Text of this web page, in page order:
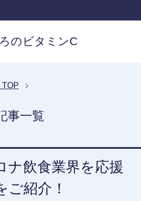
のビタミンC
TOP
事一覧
ナ飲食業界を応援
ご紹介！